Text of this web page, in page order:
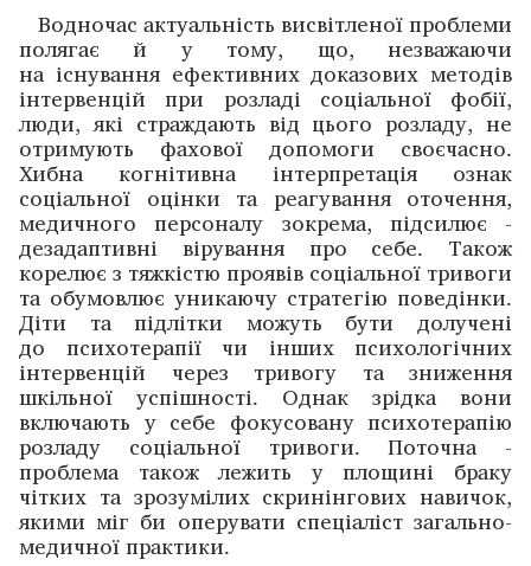
Водночас актуальність висвітленої проблеми
­полягає й у тому, що, незважаючи
на існування ефективних ­доказових методів
інтервенцій при розладі соціальної фобії,
люди, які страждають від цього розладу, не
отриму­ють фахової допомоги своєчасно.
Хибна когнітивна інтерпретація ознак
соціальної оцінки та ­реагування оточення,
медичного персоналу зокрема, підсилює ­
дезадаптивні вірування про себе. Також
корелює з тяжкістю проявів соціальної тривоги
та обумовлює ­уникаючу страте­гію поведінки.
Діти та підлітки можуть бути долуче­ні
до психотерапії чи інших психологічних
інтер­венцій через тривогу та зниження
шкільної успішності. Однак зрідка вони
включають у себе фокусовану психотерапію
розладу соціальної тривоги. Поточна ­
проблема також лежить у площині браку
чітких та зрозумілих скринінгових навичок,
якими міг би оперувати спеціаліст загально­
медичної практики.